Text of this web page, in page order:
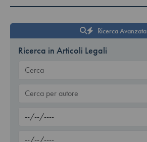
Ricerca Avanzata
Ricerca in Articoli Legali